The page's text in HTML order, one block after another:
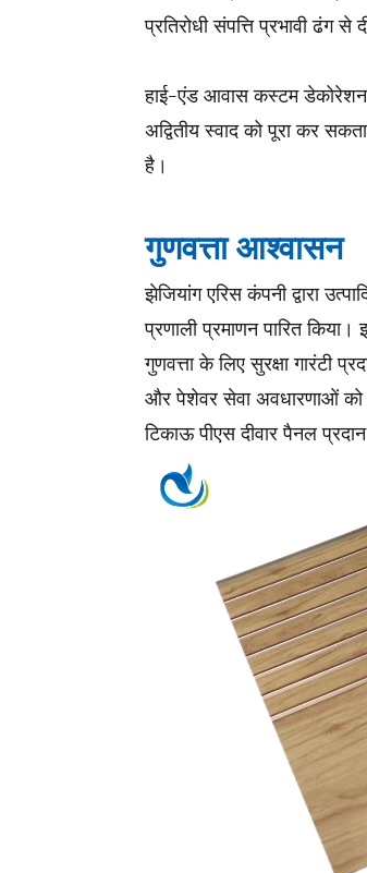
प्रतिरोधी संपत्ति प्रभावी ढंग से
हाई-एंड आवास कस्टम डेकोरेशन
अद्वितीय स्वाद को पूरा कर
है।
गुणवत्ता आश्वासन
झेजियांग एरिस कंपनी द्वारा
प्रणाली प्रमाणन पारित
गुणवत्ता के लिए सुरक्षा गारंटी
और पेशेवर सेवा अवधारणाओं को
टिकाऊ पीएस दीवार पैनल